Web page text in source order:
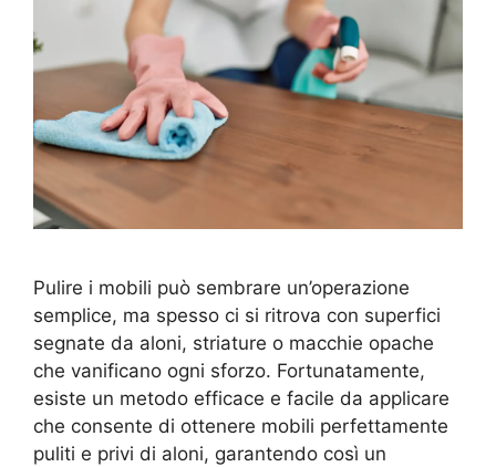
Pulire i mobili può sembrare un’operazione
semplice, ma spesso ci si ritrova con superfici
segnate da aloni, striature o macchie opache
che vanificano ogni sforzo. Fortunatamente,
esiste un metodo efficace e facile da applicare
che consente di ottenere mobili perfettamente
puliti e privi di aloni, garantendo così un